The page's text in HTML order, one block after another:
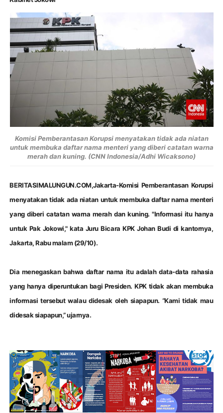
Komisi Pemberantasan Korupsi menyatakan tidak ada niatan
untuk membuka daftar nama menteri yang diberi catatan warna
merah dan kuning. (CNN Indonesia/Adhi Wicaksono)
BERITASIMALUNGUN.COM,Jakarta-Komisi Pemberantasan Korupsi
menyatakan tidak ada niatan untuk membuka daftar nama menteri
yang diberi catatan warna merah dan kuning. "Informasi itu hanya
untuk Pak Jokowi," kata Juru Bicara KPK Johan Budi di kantornya,
Jakarta, Rabu malam (29/10).
Dia menegaskan bahwa daftar nama itu adalah data-data rahasia
yang hanya diperuntukan bagi Presiden. KPK tidak akan membuka
informasi tersebut walau didesak oleh siapapun. “Kami tidak mau
didesak siapapun,” ujarnya.